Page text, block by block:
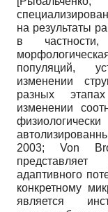
на результаты
в
популяций,
изменении
разных
изменении
2003; Von
адаптивного
конкретному
является